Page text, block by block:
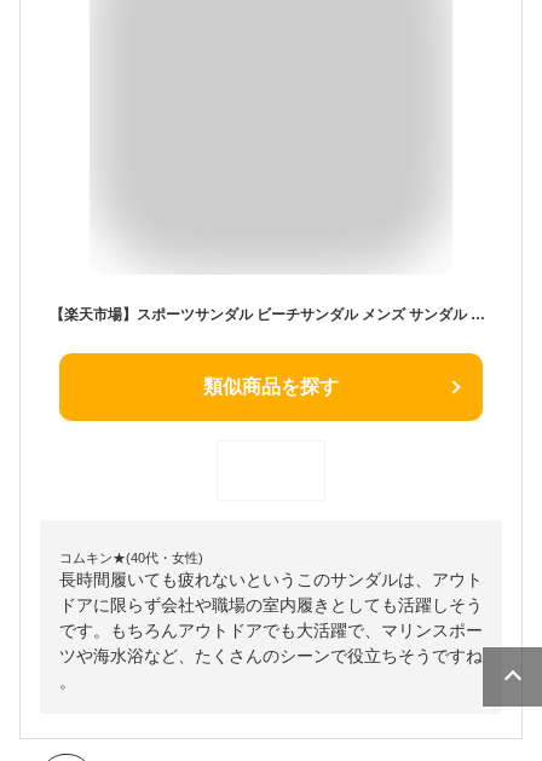
【楽天市場】スポーツサンダル ビーチサンダル メンズ サンダル アウトドア 滑り止め 夏 ビーチ英字 アウトドア ファッション 厚底 歩きやすい 疲れない 男性用 ローマ靴：ファッション春
類似商品を探す
コムキン★(40代・女性)
長時間履いても疲れないというこのサンダルは、アウト
ドアに限らず会社や職場の室内履きとしても活躍しそう
です。もちろんアウトドアでも大活躍で、マリンスポー
ツや海水浴など、たくさんのシーンで役立ちそうですね
。